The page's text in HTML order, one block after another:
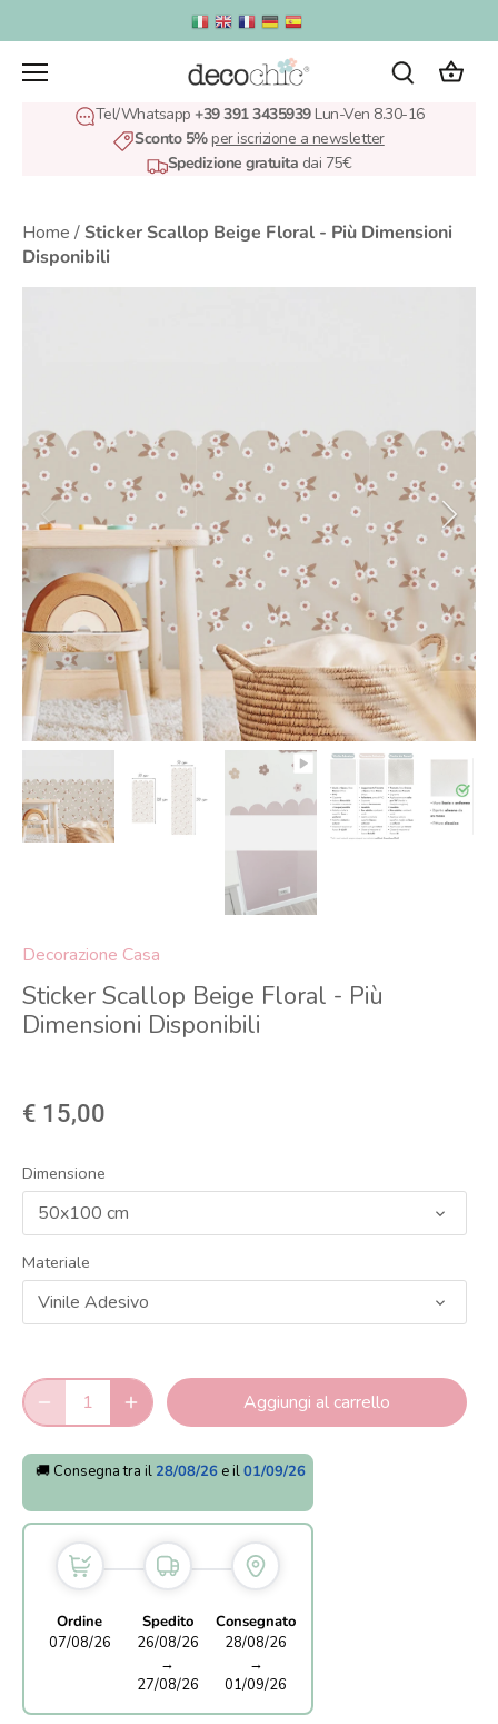
al
contenuto
Tel/Whatsapp +39 391 3435939Lun-Ven 8.30-16
Sconto 5%per iscrizione a newsletter
Spedizione gratuita dai 75€
Home / Sticker Scallop Beige Floral - Più Dimensioni
Disponibili
Decorazione Casa
Sticker Scallop Beige Floral - Più
Dimensioni Disponibili
€ 15,00
Dimensione
50x100 cm
Materiale
Vinile Adesivo
Aggiungi al carrello
🚚 Consegna tra il 28/08/26 e il01/09/26
Ordine
07/08/26
Spedito
26/08/26
→
27/08/26
Consegnato
28/08/26
→
01/09/26